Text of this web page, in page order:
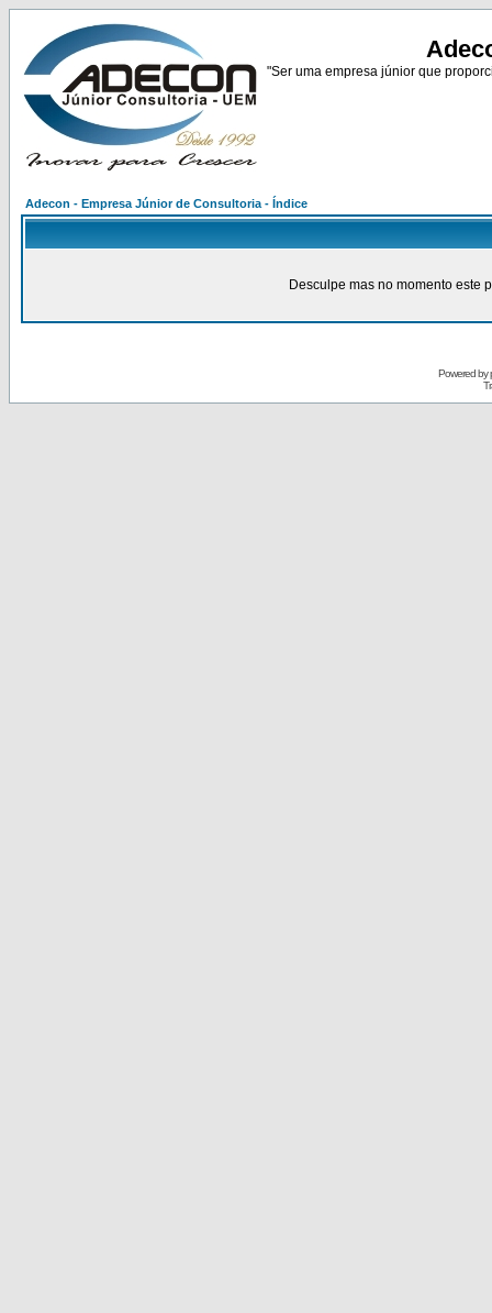
"Ser uma empresa júnior que
Adecon - Empresa Júnior de Consultoria - Índice
Desculpe mas no momento este
Powered by